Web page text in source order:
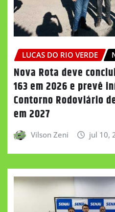
LUCAS DO RIO VERDE
Nova Rota deve
163 em 2026 e prevê
Contorno Rodoviário
em 2027
Vilson Zeni jul 10,